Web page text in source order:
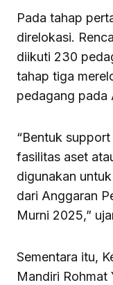
Pada tahap
direlokasi.
diikuti 230
tahap tiga
pedagang pada
“Bentuk
fasilitas aset
digunakan
dari Anggaran
Murni 2025,”
Sementara itu,
Mandiri Rohmat